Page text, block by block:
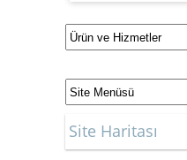
Site Haritası